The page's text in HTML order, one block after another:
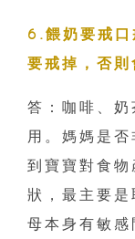
6.餵奶要戒口
要戒掉，否則
答：咖啡、
用。媽媽是
到寶寶對食
狀，最主要
母本身有敏感